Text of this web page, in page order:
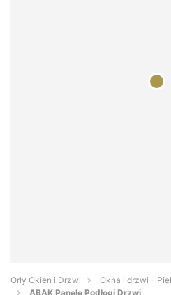
Orły Okien i Drzwi
Okna i drzwi -
ABAK Panele Podłogi Drzwi